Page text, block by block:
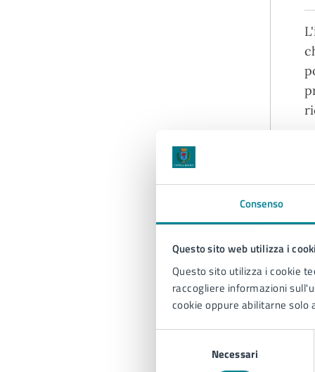
Consenso
Questo sito web utilizza i
Questo sito utilizza i cookie
raccogliere informazioni
cookie oppure abilitarne solo
Necessari